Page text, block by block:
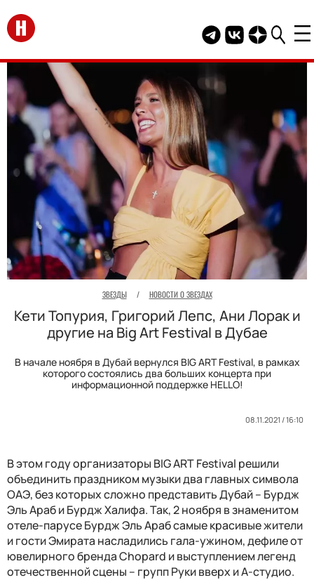
Перейти на главную
Telegram канал
Группа HELLO
Канал
ЗВЕЗДЫ / НОВОСТИ О ЗВЕЗДАХ
Кети Топурия, Григорий Лепс, Ани Лорак и
другие на Big Art Festival в Дубае
В начале ноября в Дубай вернулся BIG ART Festival, в рамках
которого состоялись два больших концерта при
информационной поддержке HELLO!
08.11.2021 / 16:10
В этом году организаторы BIG ART Festival решили
объединить праздником музыки два главных символа
ОАЭ, без которых сложно представить Дубай – Бурдж
Эль Араб и Бурдж Халифа. Так, 2 ноября в знаменитом
отеле-парусе Бурдж Эль Араб самые красивые жители
и гости Эмирата насладились гала-ужином, дефиле от
ювелирного бренда Chopard и выступлением легенд
отечественной сцены – групп Руки вверх и А-студио.